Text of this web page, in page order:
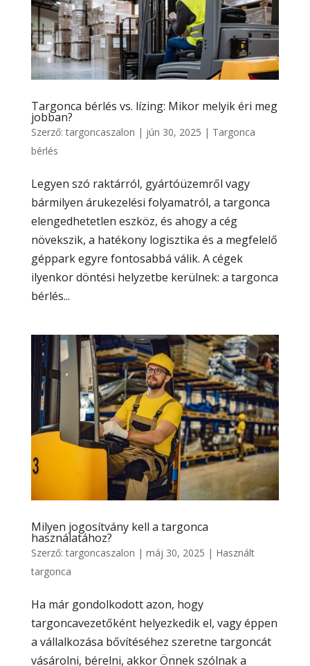
Targonca bérlés vs. lízing: Mikor melyik éri meg
jobban?
Szerző:targoncaszalon | jún 30, 2025 | Targonca
bérlés
Legyen szó raktárról, gyártóüzemről vagy
bármilyen árukezelési folyamatról, a targonca
elengedhetetlen eszköz, és ahogy a cég
növekszik, a hatékony logisztika és a megfelelő
géppark egyre fontosabbá válik. A cégek
ilyenkor döntési helyzetbe kerülnek: a targonca
bérlés...
Milyen jogosítvány kell a targonca
használatához?
Szerző:targoncaszalon | máj 30, 2025 | Használt
targonca
Ha már gondolkodott azon, hogy
targoncavezetőként helyezkedik el, vagy éppen
a vállalkozása bővítéséhez szeretne targoncát
vásárolni, bérelni, akkor Önnek szólnak a